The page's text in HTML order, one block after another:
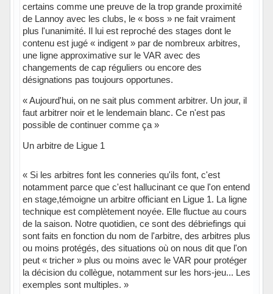
certains comme une preuve de la trop grande proximité
de Lannoy avec les clubs, le « boss » ne fait vraiment
plus l'unanimité. Il lui est reproché des stages dont le
contenu est jugé « indigent » par de nombreux arbitres,
une ligne approximative sur le VAR avec des
changements de cap réguliers ou encore des
désignations pas toujours opportunes.
« Aujourd'hui, on ne sait plus comment arbitrer. Un jour, il
faut arbitrer noir et le lendemain blanc. Ce n'est pas
possible de continuer comme ça »
Un arbitre de Ligue 1
« Si les arbitres font les conneries qu'ils font, c'est
notamment parce que c'est hallucinant ce que l'on entend
en stage,témoigne un arbitre officiant en Ligue 1. La ligne
technique est complètement noyée. Elle fluctue au cours
de la saison. Notre quotidien, ce sont des débriefings qui
sont faits en fonction du nom de l'arbitre, des arbitres plus
ou moins protégés, des situations où on nous dit que l'on
peut « tricher » plus ou moins avec le VAR pour protéger
la décision du collègue, notamment sur les hors-jeu... Les
exemples sont multiples. »